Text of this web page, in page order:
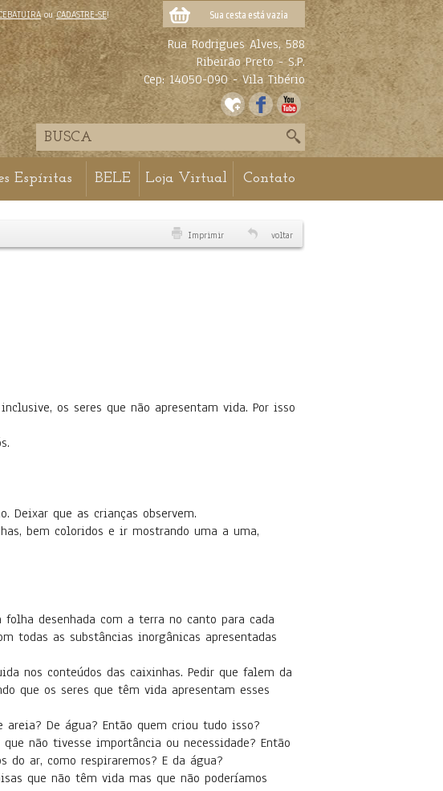
ouCADASTRE-SE! Sua cesta está vazia
Rua Rodrigues Alves, 588
Ribeirão Preto - S.P.
Cep: 14050-090 - Vila Tibério
Espíritas BELE Loja Virtual Contato
Imprimir voltar
os seres que não apresentam vida. Por isso
Deixar que as crianças observem.
bem coloridos e ir mostrando uma a uma,
desenhada com a terra no canto para cada
todas as substâncias inorgânicas apresentadas
nos conteúdos das caixinhas. Pedir que falem da
que os seres que têm vida apresentam esses
De água? Então quem criou tudo isso?
não tivesse importância ou necessidade? Então
do ar, como respiraremos? E da água?
que não têm vida mas que não poderíamos